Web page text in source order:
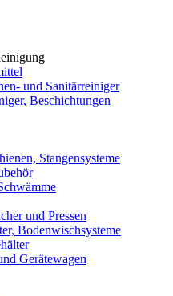
und Sanitärreiniger
Beschichtungen
Stangensysteme
und Pressen
Bodenwischsysteme
Gerätewagen